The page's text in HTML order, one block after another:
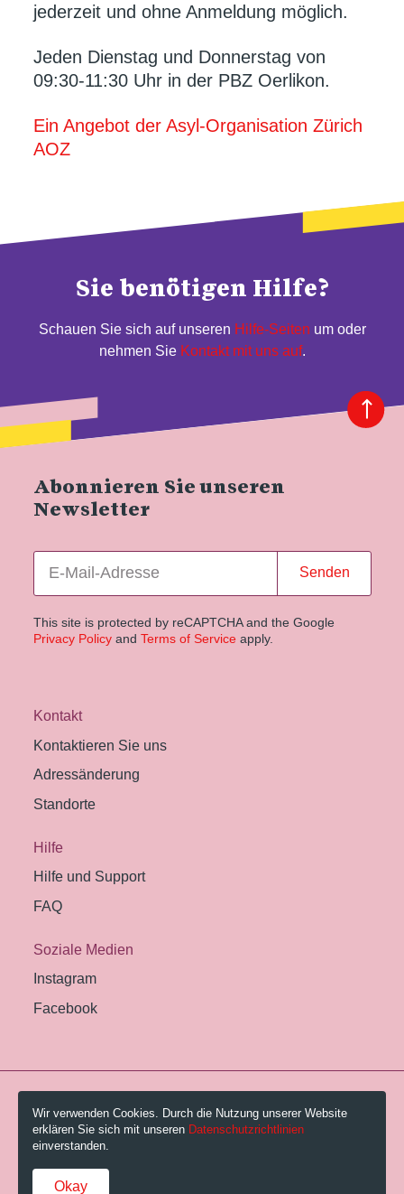
jederzeit und ohne Anmeldung möglich.
Jeden Dienstag und Donnerstag von
09:30-11:30 Uhr in der PBZ Oerlikon.
Ein Angebot der Asyl-Organisation Zürich
AOZ
Sie benötigen Hilfe?
Schauen Sie sich auf unseren Hilfe-Seiten um oder
nehmen Sie Kontakt mit uns auf.
Abonnieren Sie unseren
Newsletter
Senden
This site is protected by reCAPTCHA and the Google
Privacy Policyand Terms of Service apply.
Kontakt
Kontaktieren Sie uns
Adressänderung
Standorte
Hilfe
Hilfe und Support
FAQ
Soziale Medien
Instagram
Facebook
© 2026 Pestalozzi-Bibliothek Zürich.
Impressum
Gebühren und AGB
Wir verwenden Cookies. Durch die Nutzung unserer Website
erklären Sie sich mit unseren Datenschutzrichtlinien
einverstanden.
Okay